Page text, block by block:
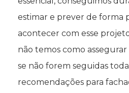
estimar e prever de forma
acontecer com esse
não temos como
se não forem seguidas
recomendações para